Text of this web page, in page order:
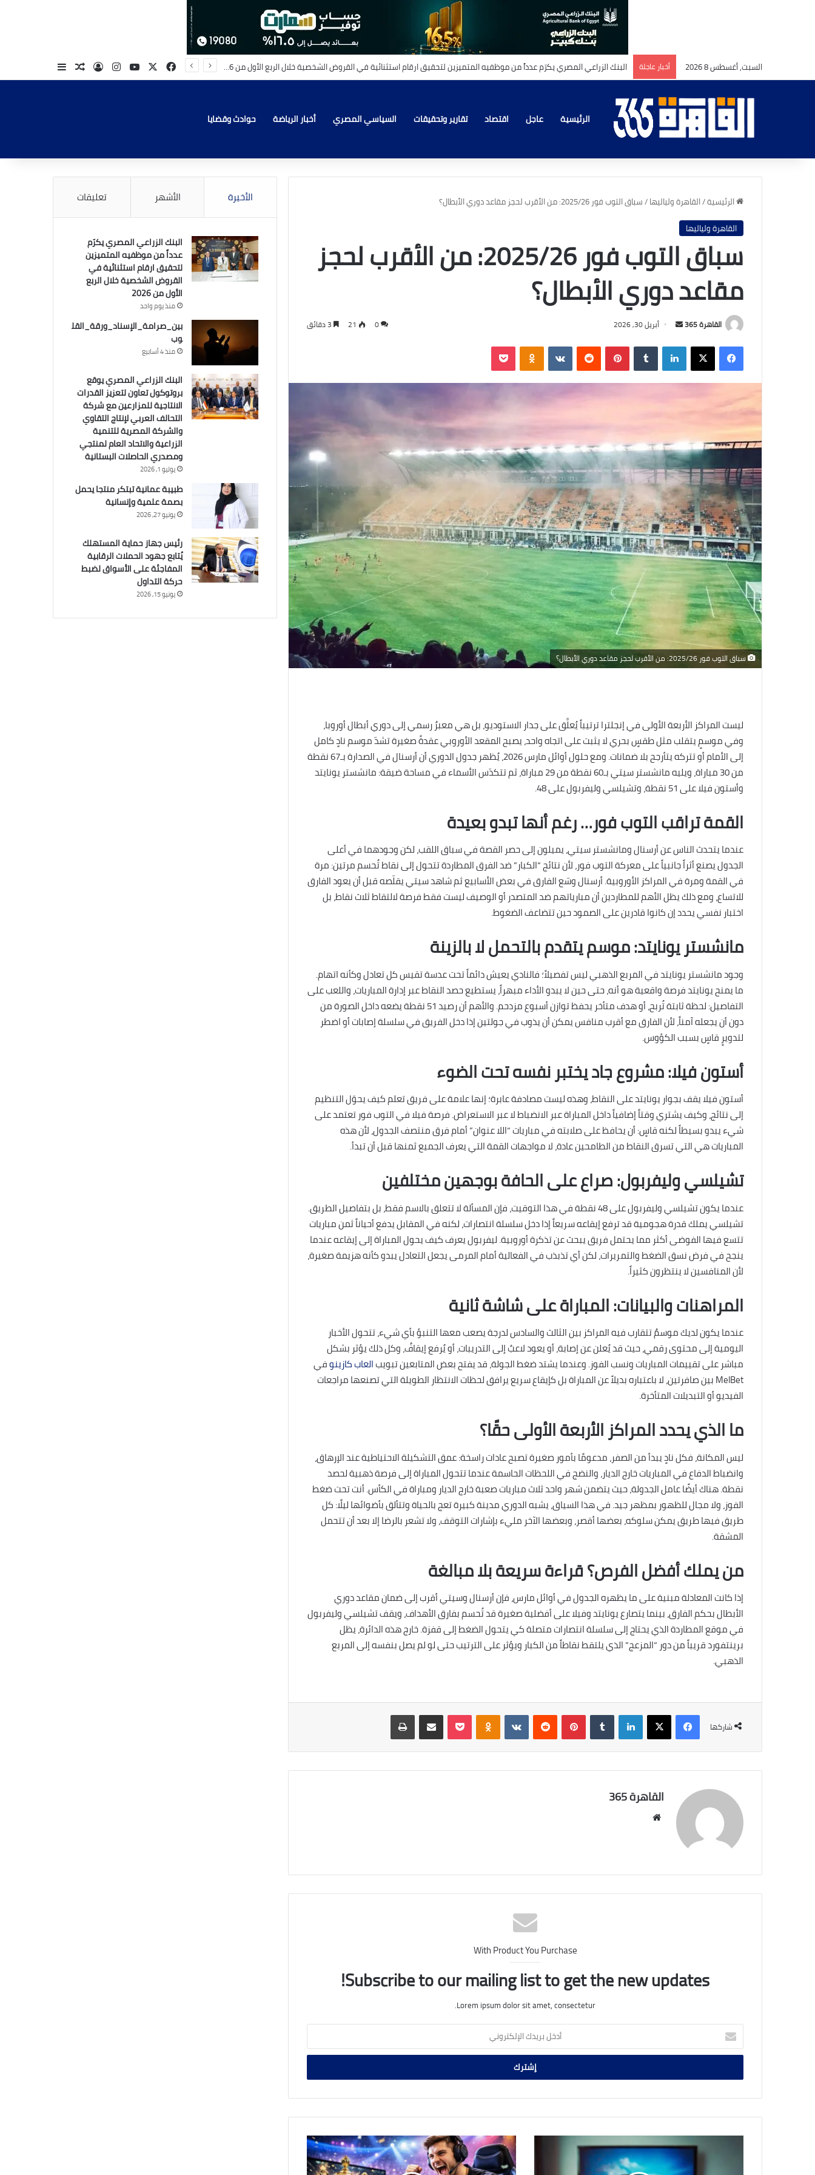
السبت, أغسطس 8 2026 أخبار عاجلة بين_صرامة_الإسناد_ورقة_القلوب فيسبوك‫YouTubeانستقرامتسجيل الدخول
مقال عشوائي
إضافة عمود
الرئيسية عاجل اقتصاد تقارير وتحقيقات السياسي المصري أخبار الرياضة حوادث وقضايا
الرئيسية/القاهرة ولياليها/سباق التوب فور 2025/26: من الأقرب لحجز مقاعد دوري الأبطال؟
القاهرة ولياليها
سباق التوب فور 2025/26: من الأقرب لحجز
مقاعد دوري الأبطال؟
القاهرة 365
أرسل
إلكترونيا
أبريل 30, 2026 0
21
فيسبوك‫X لينكدإن بينتيريست Odnoklassniki
‫Pocket
سباق التوب فور 2025/26: من الأقرب لحجز مقاعد دوري الأبطال؟
ليست المراكز الأربعة الأولى في إنجلترا ترتيباً يُعلَّق على جدار الاستوديو، بل هي معبرٌ رسمي إلى دوري أبطال أوروبا،
وفي موسمٍ يتقلب مثل طقسٍ بحري لا يثبت على اتجاه واحد، يصبح المقعد الأوروبي عقدةً صغيرة تشدّ موسم نادٍ كامل
إلى الأمام أو تتركه يتأرجح بلا ضمانات. ومع حلول أوائل مارس 2026، يُظهر جدول الدوري أن أرسنال في الصدارة بـ67 نقطة
من 30 مباراة، ويليه مانشستر سيتي بـ60 نقطة من 29 مباراة، ثم تتكدّس الأسماء في مساحة ضيقة: مانشستر يونايتد
وأستون فيلا على 51 نقطة، وتشيلسي وليفربول على 48.
القمة تراقب التوب فور… رغم أنها تبدو بعيدة
عندما يتحدث الناس عن أرسنال ومانشستر سيتي، يميلون إلى حصر القصة في سباق اللقب، لكن وجودهما في أعلى
الجدول يصنع أثراً جانبياً على معركة التوب فور، لأن نتائج “الكبار” ضد الفرق المطاردة تتحول إلى نقاط تُحسم مرتين: مرة
في القمة ومرة في المراكز الأوروبية. أرسنال وسّع الفارق في بعض الأسابيع ثم شاهد سيتي يقلّصه قبل أن يعود الفارق
للاتساع، ومع ذلك يظل الأهم للمطاردين أن مبارياتهم ضد المتصدر أو الوصيف ليست فقط فرصة لالتقاط ثلاث نقاط، بل
اختبار نفسي يحدد إن كانوا قادرين على الصمود حين تتضاعف الضغوط.
مانشستر يونايتد: موسم يتقدم بالتحمل لا بالزينة
وجود مانشستر يونايتد في المربع الذهبي ليس تفصيلاً؛ فالنادي يعيش دائماً تحت عدسة تقيس كل تعادل وكأنه اتهام.
ما يمنح يونايتد فرصة واقعية هو أنه، حتى حين لا يبدو الأداء مبهراً، يستطيع حصد النقاط عبر إدارة المباريات، واللعب على
التفاصيل: لحظة ثابتة تُربح، أو هدف متأخر يحفظ توازن أسبوع مزدحم. والأهم أن رصيد 51 نقطة يضعه داخل الصورة من
دون أن يجعله آمناً، لأن الفارق مع أقرب منافس يمكن أن يذوب في جولتين إذا دخل الفريق في سلسلة إصابات أو اضطر
لتدويرٍ قاسٍ بسبب الكؤوس.
أستون فيلا: مشروع جاد يختبر نفسه تحت الضوء
أستون فيلا يقف بجوار يونايتد على النقاط، وهذه ليست مصادفة عابرة؛ إنها علامة على فريق تعلم كيف يحوّل التنظيم
إلى نتائج، وكيف يشتري وقتاً إضافياً داخل المباراة عبر الانضباط لا عبر الاستعراض. فرصة فيلا في التوب فور تعتمد على
شيء يبدو بسيطاً لكنه قاسٍ: أن يحافظ على صلابته في مباريات “اللا عنوان” أمام فرق منتصف الجدول، لأن هذه
المباريات هي التي تسرق النقاط من الطامحين عادة، لا مواجهات القمة التي يعرف الجميع ثمنها قبل أن تبدأ.
تشيلسي وليفربول: صراع على الحافة بوجهين مختلفين
عندما يكون تشيلسي وليفربول على 48 نقطة في هذا التوقيت، فإن المسألة لا تتعلق بالاسم فقط، بل بتفاصيل الطريق.
تشيلسي يملك قدرة هجومية قد ترفع إيقاعه سريعاً إذا دخل سلسلة انتصارات، لكنه في المقابل يدفع أحياناً ثمن مباريات
تتسع فيها الفوضى أكثر مما يحتمل فريق يبحث عن تذكرة أوروبية. ليفربول يعرف كيف يحول المباراة إلى إيقاعه عندما
ينجح في فرض نسق الضغط والتمريرات، لكن أي تذبذب في الفعالية أمام المرمى يجعل التعادل يبدو كأنه هزيمة صغيرة،
لأن المنافسين لا ينتظرون كثيراً.
المراهنات والبيانات: المباراة على شاشة ثانية
عندما يكون لديك موسمٌ تتقارب فيه المراكز بين الثالث والسادس لدرجة يصعب معها التنبؤ بأي شيء، تتحول الأخبار
اليومية إلى محتوى رقمي، حيث قد يُعلن عن إصابة، أو يعود لاعبٌ إلى التدريبات، أو يُرفع إيقافٌ، وكل ذلك يؤثر بشكل
مباشر على تقييمات المباريات ونسب الفوز. وعندما يشتد ضغط الجولة، قد يفتح بعض المتابعين تبويبالعاب كازينوفي
MelBet بين صافرتين، لا باعتباره بديلاً عن المباراة بل كإيقاع سريع يرافق لحظات الانتظار الطويلة التي تصنعها مراجعات
الفيديو أو التبديلات المتأخرة.
ما الذي يحدد المراكز الأربعة الأولى حقًا؟
ليس المكانة، فكل نادٍ يبدأ من الصفر، مدعومًا بأمور صغيرة تصبح عادات راسخة: عمق التشكيلة الاحتياطية عند الإرهاق،
وانضباط الدفاع في المباريات خارج الديار، والنضج في اللحظات الحاسمة عندما تتحول المباراة إلى فرصة ذهبية لحصد
نقطة. هناك أيضًا عامل الجدولة، حيث يتضمن شهر واحد ثلاث مباريات صعبة خارج الديار ومباراة في الكأس. أنت تحت ضغط
الفوز، ولا مجال للظهور بمظهر جيد. في هذا السياق، يشبه الدوري مدينة كبيرة تعج بالحياة وتتألق بأضوائها ليلًا: كل
طريق فيها طريق يمكن سلوكه، بعضها أقصر، وبعضها الآخر مليء بإشارات التوقف، ولا تشعر بالرضا إلا بعد أن تتحمل
المشقة.
من يملك أفضل الفرص؟ قراءة سريعة بلا مبالغة
إذا كانت المعادلة مبنية على ما يظهره الجدول في أوائل مارس، فإن أرسنال وسيتي أقرب إلى ضمان مقاعد دوري
الأبطال بحكم الفارق، بينما يتصارع يونايتد وفيلا على أفضلية صغيرة قد تُحسم بفارق الأهداف، ويقف تشيلسي وليفربول
في موقع المطاردة الذي يحتاج إلى سلسلة انتصارات متصلة كي يتحول الضغط إلى قفزة. خارج هذه الدائرة، يظل
برينتفورد قريباً من دور “المزعج” الذي يلتقط نقاطاً من الكبار ويؤثر على الترتيب حتى لو لم يصل بنفسه إلى المربع
الذهبي.
شاركها
فيسبوك‫X لينكدإن بينتيريست Odnoklassniki
‫Pocket مشاركة عبر البريد طباعة
القاهرة 365
With Product You Purchase
Subscribe to our mailing list to get the new updates!
Lorem ipsum dolor sit amet, consectetur.
أدخل
بريدك
الإلكتروني
دليل
عملي
للنجاح
الأخيرة الأشهر تعليقات
البنك الزراعي المصري يكرّم
عدداً من موظفيه المتميزين
لتحقيق ارقام استثنائية في
القروض الشخصية خلال الربع
الأول من 2026
منذ يوم واحد
بين_صرامة_الإسناد_ورقة_القل
وب
منذ 4 أسابيع
البنك الزراعي المصري يوقع
بروتوكول تعاون لتعزيز القدرات
الانتاجية للمزارعين مع شركة
التحالف العربي لإنتاج التقاوي
والشركة المصرية للتنمية
الزراعية والاتحاد العام لمنتجي
ومصدري الحاصلات البستانية
يوليو 1, 2026
طبيبة عمانية تبتكر منتجا يحمل
بصمة علمية وإنسانية
يونيو 27, 2026
رئيس جهاز حماية المستهلك
يُتابع جهود الحملات الرقابية
المفاجئة على الأسواق لضبط
حركة التداول
يونيو 15, 2026